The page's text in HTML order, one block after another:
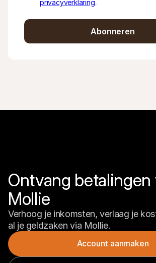
privacyverklaring..
Abonneren
Ontvang betalingen
Mollie
Verhoog je inkomsten, verlaag je
al je geldzaken via Mollie.
Account aanmaken